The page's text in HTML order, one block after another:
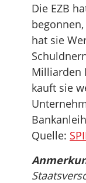
Die EZB
hat sie
Milliarden
kauft sie
Quelle: